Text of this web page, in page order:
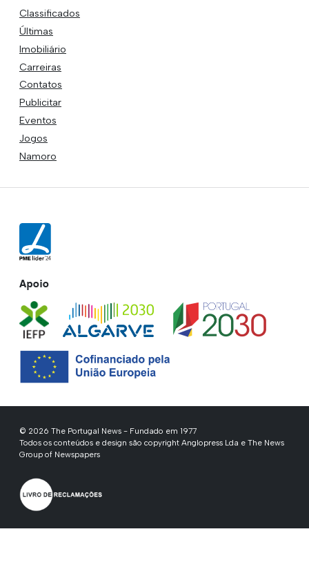
Classificados
Últimas
Imobiliário
Carreiras
Contatos
Publicitar
Eventos
Jogos
Namoro
Apoio
© 2026 The Portugal News - Fundado em 1977
Todos os conteúdos e design são copyright Anglopress Lda e The News
Group of Newspapers